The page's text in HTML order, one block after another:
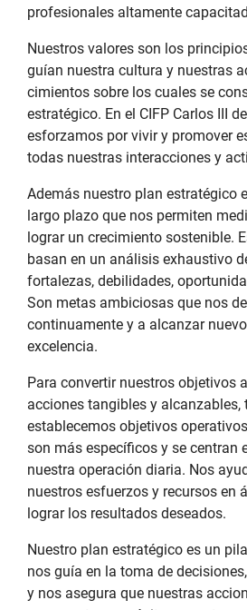
profesionales altamente
Nuestros valores son los
guían nuestra cultura y nuestras
cimientos sobre los cuales se
estratégico. En el CIFP Carlos III
esforzamos por vivir y promover
todas nuestras interacciones y
Además nuestro plan estratégico
largo plazo que nos permiten
lograr un crecimiento sostenible.
basan en un análisis exhaustivo
fortalezas, debilidades,
Son metas ambiciosas que nos
continuamente y a alcanzar
excelencia.
Para convertir nuestros objetivos
acciones tangibles y alcanzables,
establecemos objetivos
son más específicos y se centran
nuestra operación diaria. Nos
nuestros esfuerzos y recursos en
lograr los resultados deseados.
Nuestro plan estratégico es un
nos guía en la toma de
y nos asegura que nuestras